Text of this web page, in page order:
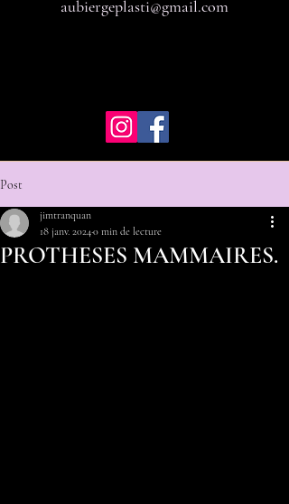
aubiergeplasti@gmail.com
Post
PROTHESES MAMMAIRES.
jimtranquan
18 janv. 20240 min de lecture